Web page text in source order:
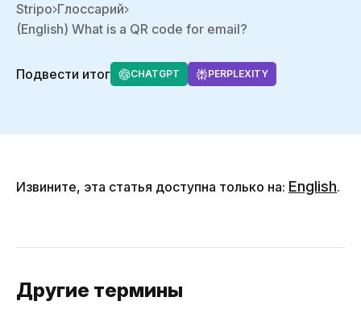
Stripo Глоссарий
(English) What is a QR code for email?
Подвести итог CHATGPT PERPLEXITY
Извините, эта статья доступна только на: English.
Другие термины